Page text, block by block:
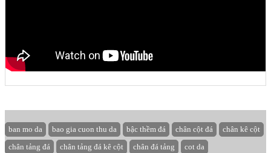
ban mo da bao gia cuon thu da bậc thềm đá chân cột đá
chân kê cột
chân tảng đá
chân tảng đá kê cột chân đá tảng
cot da